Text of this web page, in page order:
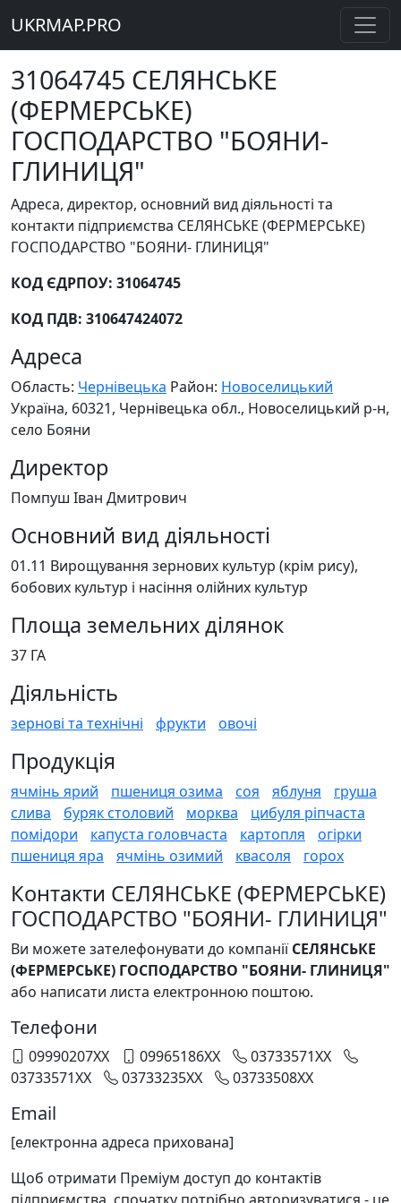
UKRMAP.PRO
31064745 СЕЛЯНСЬКЕ
(ФЕРМЕРСЬКЕ)
ГОСПОДАРСТВО "БОЯНИ-
ГЛИНИЦЯ"
Адреса, директор, основний вид діяльності та
контакти підприємства СЕЛЯНСЬКЕ (ФЕРМЕРСЬКЕ)
ГОСПОДАРСТВО "БОЯНИ- ГЛИНИЦЯ"
КОД ЄДРПОУ: 31064745
КОД ПДВ: 310647424072
Адреса
Область: Чернівецька Район: Новоселицький
Україна, 60321, Чернівецька обл., Новоселицький р-н,
село Бояни
Директор
Помпуш Іван Дмитрович
Основний вид діяльності
01.11 Вирощування зернових культур (крім рису),
бобових культур і насіння олійних культур
Площа земельних ділянок
37 ГА
Діяльність
зернові та технічні фрукти овочі
Продукція
ячмінь ярий пшениця озима соя яблуня
груша
слива
буряк столовий морква
цибуля ріпчаста
помідори
капуста головчаста картопля
огірки
пшениця яра
ячмінь озимий квасоля горох
Контакти СЕЛЯНСЬКЕ (ФЕРМЕРСЬКЕ)
ГОСПОДАРСТВО "БОЯНИ- ГЛИНИЦЯ"
Ви можете зателефонувати до компаніїСЕЛЯНСЬКЕ
(ФЕРМЕРСЬКЕ) ГОСПОДАРСТВО "БОЯНИ- ГЛИНИЦЯ"
або написати листа електронною поштою.
Телефони
09990207XX 09965186XX
03733571XX
03733571XX
03733235XX 03733508XX
Email
[електронна адреса прихована]
Щоб отримати Преміум доступ до контактів